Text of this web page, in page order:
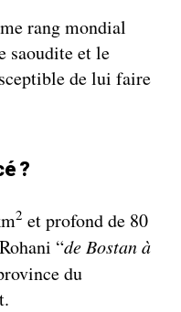
rang mondial
saoudite et le
de lui faire
?
2 et profond de 80
“de Bostan à
du